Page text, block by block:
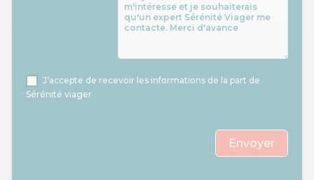
J’accepte de recevoir les informations de la part de
Sérénité viager